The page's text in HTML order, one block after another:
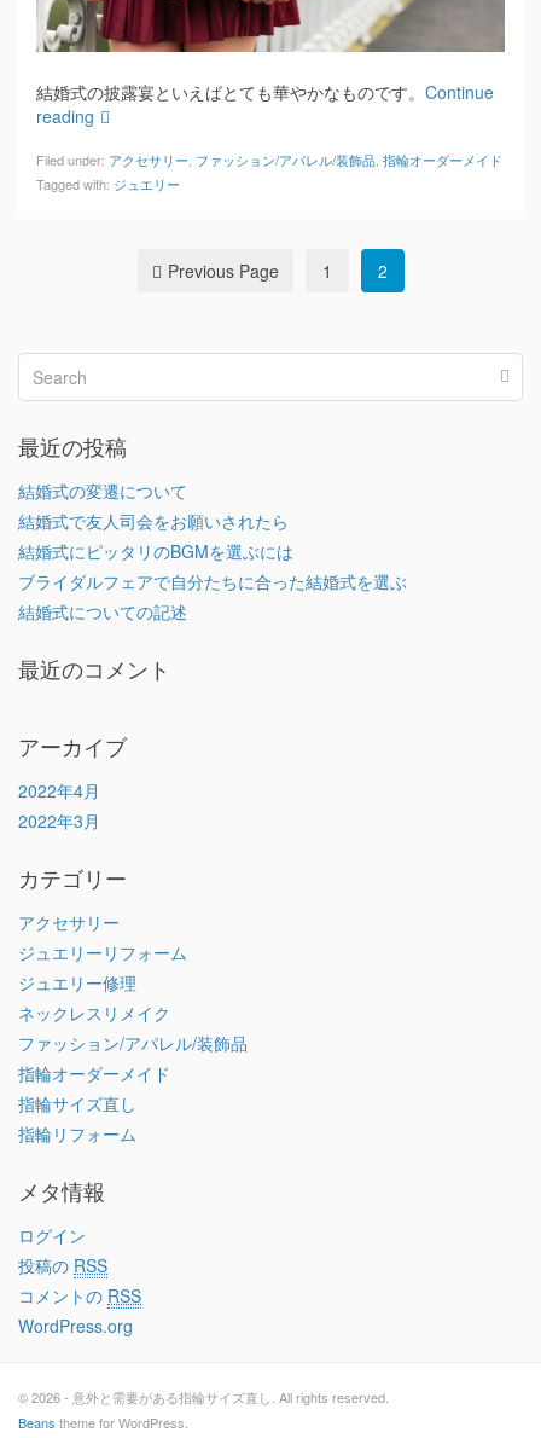
結婚式の披露宴といえばとても華やかなものです。 Continue
reading
Filed under: アクセサリー ファッション/アパレル/装飾品 指輪オーダーメイド
Tagged with: ジュエリー
Previous Page 1 2
最近の投稿
結婚式の変遷について
結婚式で友人司会をお願いされたら
結婚式にピッタリのBGMを選ぶには
ブライダルフェアで自分たちに合った結婚式を選ぶ
結婚式についての記述
最近のコメント
アーカイブ
2022年4月
2022年3月
カテゴリー
アクセサリー
ジュエリーリフォーム
ジュエリー修理
ネックレスリメイク
ファッション/アパレル/装飾品
指輪オーダーメイド
指輪サイズ直し
指輪リフォーム
メタ情報
ログイン
投稿の RSS
コメントの RSS
WordPress.org
© 2026 - 意外と需要がある指輪サイズ直し. All rights reserved.
Beans theme for WordPress.